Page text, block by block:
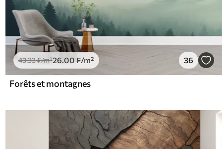
43.33₣/m²26 .00 ₣/m² 36
Forêts et montagnes